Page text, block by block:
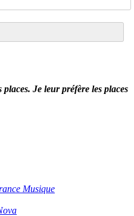
Je leur préfère les places
Musique